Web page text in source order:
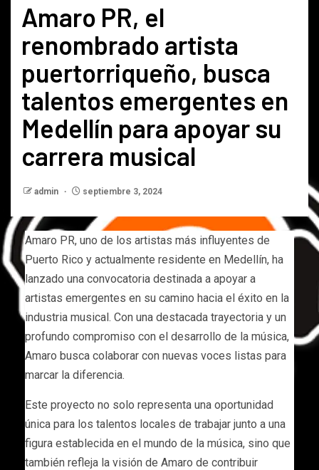
Amaro PR, el
renombrado artista
puertorriqueño, busca
talentos emergentes en
Medellín para apoyar su
carrera musical
admin septiembre 3, 2024
Amaro PR, uno de los artistas más influyentes de
Puerto Rico y actualmente residente en Medellín, ha
lanzado una convocatoria destinada a apoyar a
artistas emergentes en su camino hacia el éxito en la
industria musical. Con una destacada trayectoria y un
profundo compromiso con el desarrollo de la música,
Amaro busca colaborar con nuevas voces listas para
marcar la diferencia.
Este proyecto no solo representa una oportunidad
única para los talentos locales de trabajar junto a una
figura establecida en el mundo de la música, sino que
también refleja la visión de Amaro de contribuir